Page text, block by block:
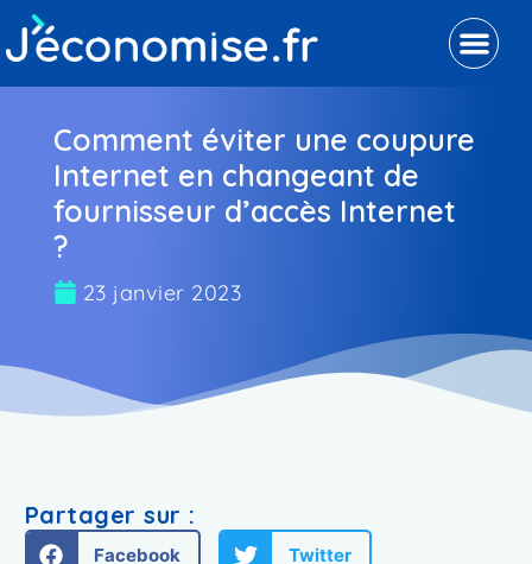
Comment éviter une coupure
Internet en changeant de
fournisseur d’accès Internet
?
23 janvier 2023
Partager sur :
Facebook Twitter